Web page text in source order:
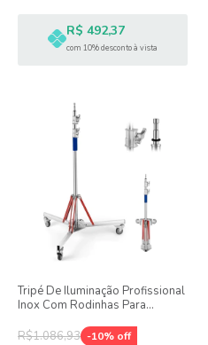
R$ 492,37
com 10% desconto à vista
Tripé De Iluminação Profissional
Inox Com Rodinhas Para
R$1.086,93 -10% off